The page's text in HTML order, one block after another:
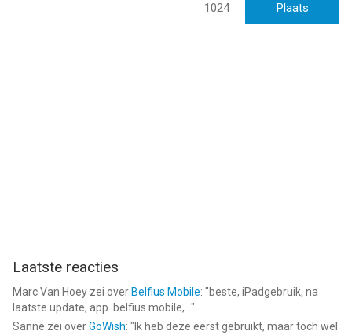
1024
Laatste reacties
Marc Van Hoey zei over Belfius Mobile: "beste, iPadgebruik, na
laatste update, app. belfius mobile,... "
Sanne zei overGoWish: " Ik heb deze eerst gebruikt, maar toch wel